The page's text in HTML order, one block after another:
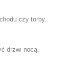
czy torby.
drzwi nocą.